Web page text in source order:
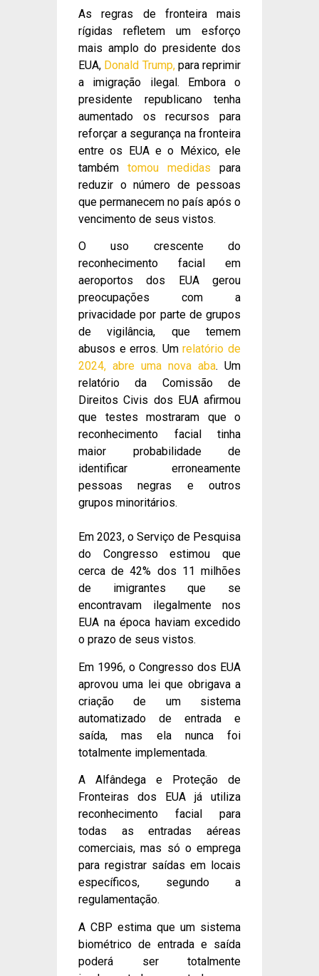
As regras de fronteira mais
rígidas refletem um esforço
mais amplo do presidente dos
EUA, Donald Trump,para reprimir
a imigração ilegal. Embora o
presidente republicano tenha
aumentado os recursos para
reforçar a segurança na fronteira
entre os EUA e o México, ele
também tomou medidas para
reduzir o número de pessoas
que permanecem no país após o
vencimento de seus vistos.
O uso crescente do
reconhecimento facial em
aeroportos dos EUA gerou
preocupações com a
privacidade por parte de grupos
de vigilância, que temem
abusos e erros. Umrelatório de
2024, abre uma nova aba. Um
relatório da Comissão de
Direitos Civis dos EUA afirmou
que testes mostraram que o
reconhecimento facial tinha
maior probabilidade de
identificar erroneamente
pessoas negras e outros
grupos minoritários.
Em 2023, o Serviço de Pesquisa
do Congresso estimou que
cerca de 42% dos 11 milhões
de imigrantes que se
encontravam ilegalmente nos
EUA na época haviam excedido
o prazo de seus vistos.
Em 1996, o Congresso dos EUA
aprovou uma lei que obrigava a
criação de um sistema
automatizado de entrada e
saída, mas ela nunca foi
totalmente implementada.
A Alfândega e Proteção de
Fronteiras dos EUA já utiliza
reconhecimento facial para
todas as entradas aéreas
comerciais, mas só o emprega
para registrar saídas em locais
específicos, segundo a
regulamentação.
A CBP estima que um sistema
biométrico de entrada e saída
poderá ser totalmente